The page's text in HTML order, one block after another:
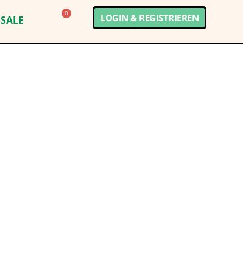
SALE
0 LOGIN & REGISTRIEREN